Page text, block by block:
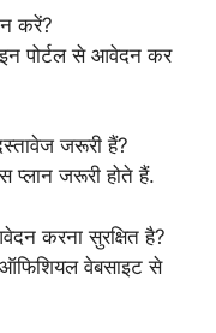
करें?
पोर्टल से आवेदन कर
जरूरी हैं?
प्लान जरूरी होते हैं.
करना सुरक्षित है?
वेबसाइट से